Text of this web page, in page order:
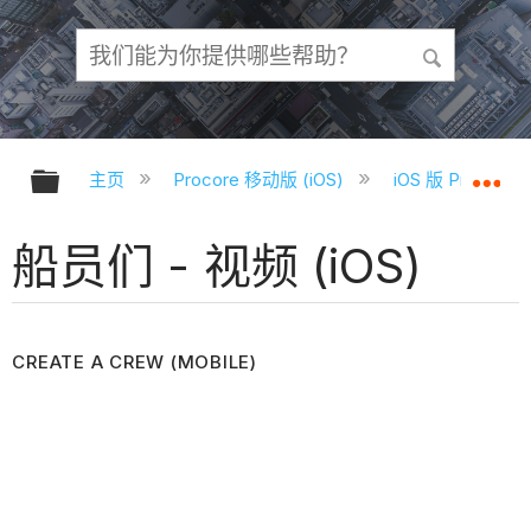
扩展/隐缩全局层次
主页 Procore 移动版 (iOS) iOS 版 Procore
船员们 - 视频 (iOS)
CREATE A CREW (MOBILE)